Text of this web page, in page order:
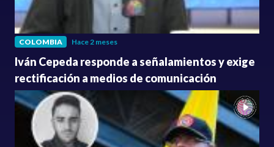
COLOMBIA Hace 2 meses
Iván Cepeda responde a señalamientos y exige
rectificación a medios de comunicación